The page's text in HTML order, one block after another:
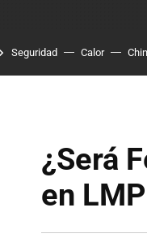
Seguridad Calor
¿Será
en